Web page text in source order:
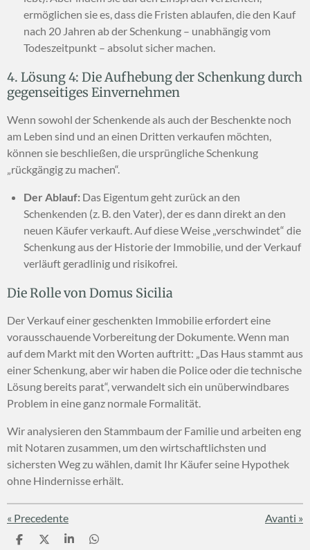
ermöglichen sie es, dass die Fristen ablaufen, die den Kauf
nach 20 Jahren ab der Schenkung – unabhängig vom
Todeszeitpunkt – absolut sicher machen.
4. Lösung 4: Die Aufhebung der Schenkung durch
gegenseitiges Einvernehmen
Wenn sowohl der Schenkende als auch der Beschenkte noch
am Leben sind und an einen Dritten verkaufen möchten,
können sie beschließen, die ursprüngliche Schenkung
„rückgängig zu machen“.
Der Ablauf: Das Eigentum geht zurück an den
Schenkenden (z. B. den Vater), der es dann direkt an den
neuen Käufer verkauft. Auf diese Weise „verschwindet“ die
Schenkung aus der Historie der Immobilie, und der Verkauf
verläuft geradlinig und risikofrei.
Die Rolle von Domus Sicilia
Der Verkauf einer geschenkten Immobilie erfordert eine
vorausschauende Vorbereitung der Dokumente. Wenn man
auf dem Markt mit den Worten auftritt: „Das Haus stammt aus
einer Schenkung, aber wir haben die Police oder die technische
Lösung bereits parat“, verwandelt sich ein unüberwindbares
Problem in eine ganz normale Formalität.
Wir analysieren den Stammbaum der Familie und arbeiten eng
mit Notaren zusammen, um den wirtschaftlichsten und
sichersten Weg zu wählen, damit Ihr Käufer seine Hypothek
ohne Hindernisse erhält.
« Precedente Avanti »
C
C
C
C